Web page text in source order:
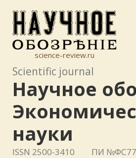
science-review.ru
Scientific journal
Научное
науки
ISSN 2500-3410 ПИ